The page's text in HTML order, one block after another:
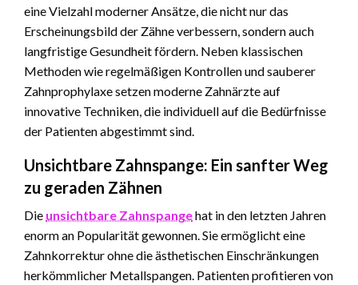
eine Vielzahl moderner Ansätze, die nicht nur das
Erscheinungsbild der Zähne verbessern, sondern auch
langfristige Gesundheit fördern. Neben klassischen
Methoden wie regelmäßigen Kontrollen und sauberer
Zahnprophylaxe setzen moderne Zahnärzte auf
innovative Techniken, die individuell auf die Bedürfnisse
der Patienten abgestimmt sind.
Unsichtbare Zahnspange: Ein sanfter Weg
zu geraden Zähnen
Die unsichtbare Zahnspangehat in den letzten Jahren
enorm an Popularität gewonnen. Sie ermöglicht eine
Zahnkorrektur ohne die ästhetischen Einschränkungen
herkömmlicher Metallspangen. Patienten profitieren von